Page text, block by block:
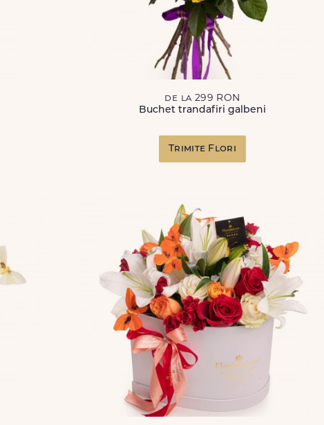
de la 299 RON
Buchet trandafiri galbeni
Trimite Flori